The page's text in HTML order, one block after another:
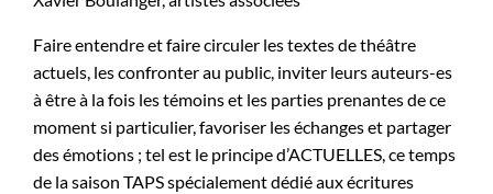
Faire entendre et faire circuler les textes de théâtre
actuels, les confronter au public, inviter leurs auteurs-es
à être à la fois les témoins et les parties prenantes de ce
moment si particulier, favoriser les échanges et partager
des émotions ; tel est le principe d’ACTUELLES, ce temps
de la saison TAPS spécialement dédié aux écritures